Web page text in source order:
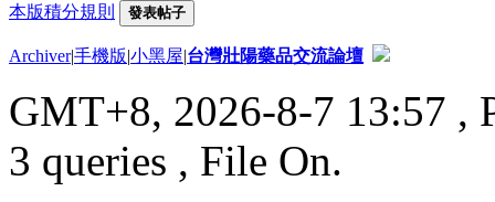
本版積分規則 發表帖子
Archiver|手機版|小黑屋|台灣壯陽藥品交流論壇
GMT+8, 2026-8-7 13:57 ,
3 queries , File On.